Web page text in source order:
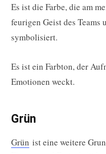
Es ist die Farbe, die am
feurigen Geist des Teams
symbolisiert.
Es ist ein Farbton, der
Emotionen weckt.
Grün
Grün ist eine weitere